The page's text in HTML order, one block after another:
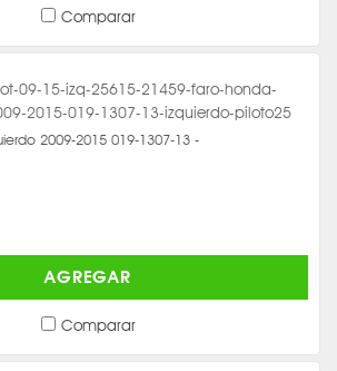
Comparar
2009-2015 019-1307-13 -
AGREGAR
Comparar